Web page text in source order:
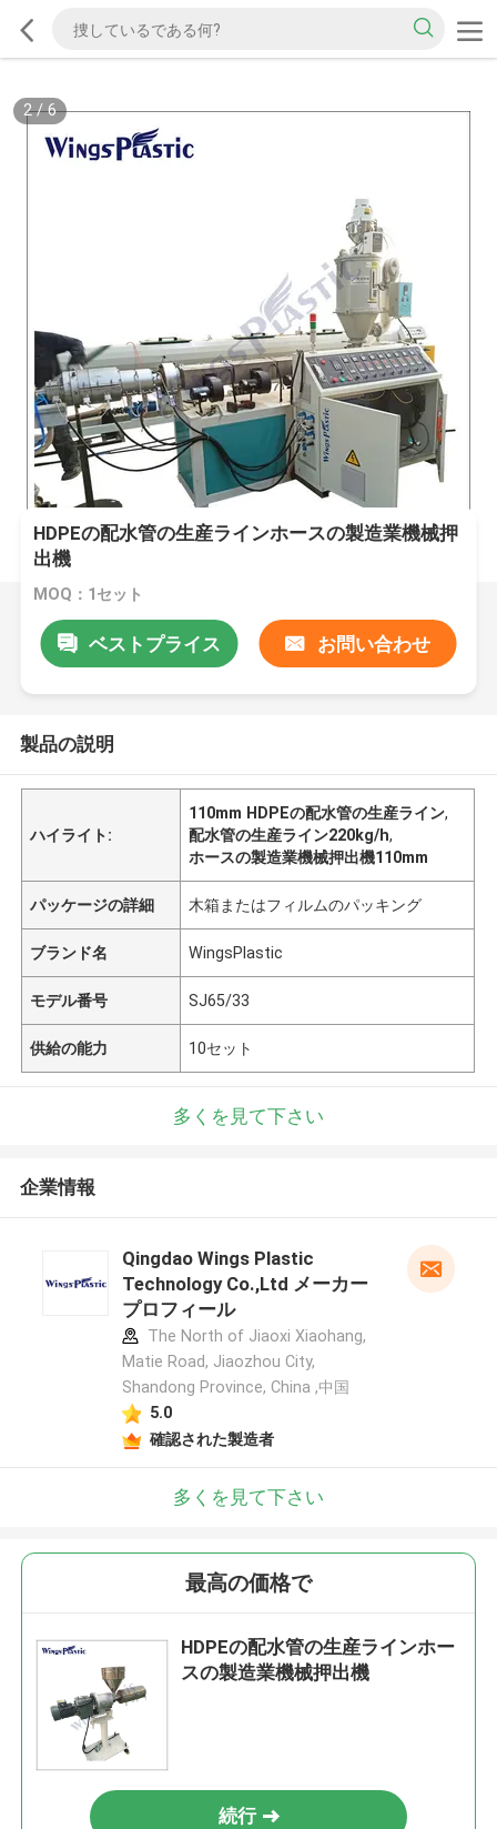
2/6
HDPEの配水管の生産ラインホースの製造業機械押
出機
MOQ：1セット
ベストプライス お問い合わせ
製品の説明
ハイライト:
110mm HDPEの配水管の生産ライン,
配水管の生産ライン220kg/h,
ホースの製造業機械押出機110mm
パッケージの詳細 木箱またはフィルムのパッキング
ブランド名 WingsPlastic
モデル番号 SJ65/33
供給の能力 10セット
多くを見て下さい
企業情報
Qingdao Wings Plastic
Technology Co.,Ltd メーカー
プロフィール
The North of Jiaoxi Xiaohang,
Matie Road, Jiaozhou City,
Shandong Province, China ,中国
5.0
確認された製造者
多くを見て下さい
最高の価格で
HDPEの配水管の生産ラインホー
スの製造業機械押出機
続行